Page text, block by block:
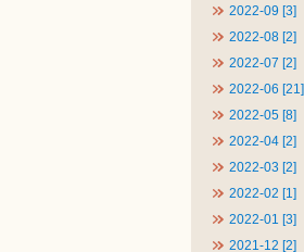
2022-09 [3]
2022-08 [2]
2022-07 [2]
2022-06 [21]
2022-05 [8]
2022-04 [2]
2022-03 [2]
2022-02 [1]
2022-01 [3]
2021-12 [2]